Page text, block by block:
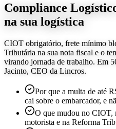
Compliance
na sua logística
CIOT obrigatório, frete mínimo
Tributária na sua nota fiscal e o
virando jornada de trabalho. Em
Jacinto, CEO da Lincros.
Por que a multa de até
cai sobre o embarcador, e
O que mudou no CIOT,
motorista e na Reforma